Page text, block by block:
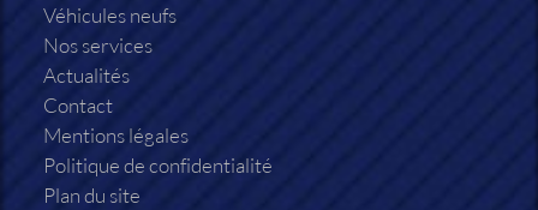
Véhicules neufs
Nos services
Actualités
Contact
Mentions légales
Politique de confidentialité
Plan du site